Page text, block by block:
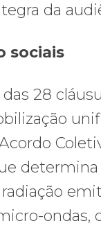
da
sociais
28
ondas,